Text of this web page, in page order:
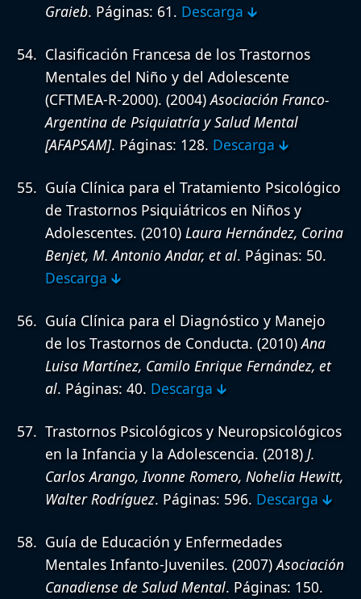
Graieb. Páginas: 61. Descarga 🡳
Clasificación Francesa de los Trastornos
Mentales del Niño y del Adolescente
(CFTMEA-R-2000). (2004)Asociación Franco-
Argentina de Psiquiatría y Salud Mental
[AFAPSAM]. Páginas: 128. Descarga 🡳
Guía Clínica para el Tratamiento Psicológico
de Trastornos Psiquiátricos en Niños y
Adolescentes. (2010) Laura Hernández, Corina
Benjet, M. Antonio Andar, et al. Páginas: 50.
Descarga 🡳
Guía Clínica para el Diagnóstico y Manejo
de los Trastornos de Conducta. (2010)Ana
Luisa Martínez, Camilo Enrique Fernández, et
al. Páginas: 40. Descarga 🡳
Trastornos Psicológicos y Neuropsicológicos
en la Infancia y la Adolescencia. (2018) J.
Carlos Arango, Ivonne Romero, Nohelia Hewitt,
Walter Rodríguez. Páginas: 596. Descarga 🡳
Guía de Educación y Enfermedades
Mentales Infanto-Juveniles. (2007)Asociación
Canadiense de Salud Mental. Páginas: 150.